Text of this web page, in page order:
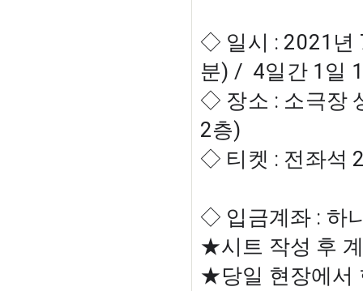
◇ 일시 : 2021년
분) /  4일간 1일
◇ 장소 : 소극장
2층)
◇ 티켓 : 전좌
◇ 입금계좌 : 하
★시트 작성 후
★당일 현장에서